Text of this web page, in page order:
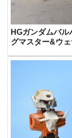
HGガンダムバ
グマスター&ウ